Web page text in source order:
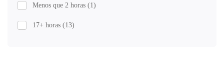
Menos que 2 horas (1)
17+ horas (13)